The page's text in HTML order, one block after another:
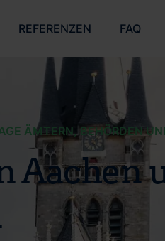
REFERENZEN FAQ
ÄMTERN, BEHÖRDEN
Aachen